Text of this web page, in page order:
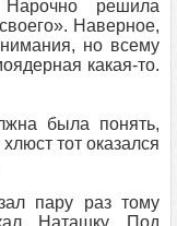
решила
Наверное,
но всему
какая-то.
была понять,
тот оказался
пару раз тому
Наташку. Под